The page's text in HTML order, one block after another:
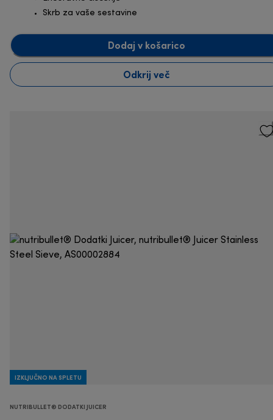
Skrb za vaše sestavine
Dodaj v košarico
Odkrij več
IZKLJUČNO NA SPLETU
NUTRIBULLET® DODATKI JUICER